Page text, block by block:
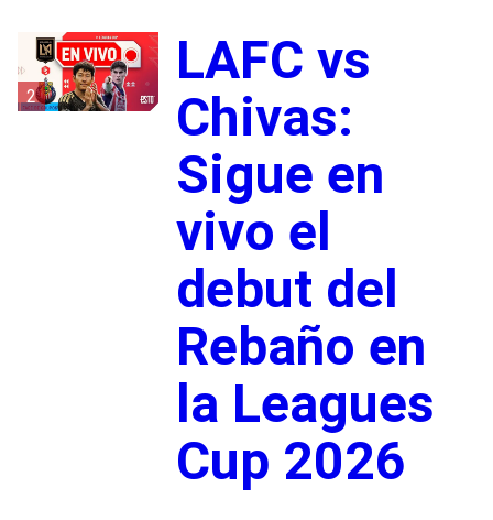
2
LAFC vs
Chivas:
Sigue en
vivo el
debut del
Rebaño en
la Leagues
Cup 2026